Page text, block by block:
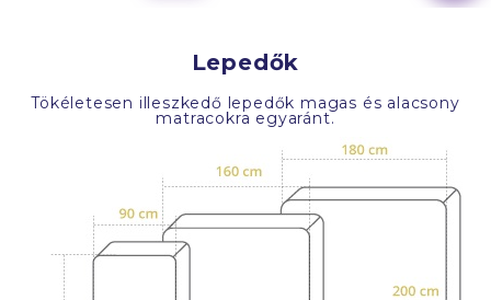
Lepedők
Tökéletesen illeszkedő lepedők magas és alacsony
matracokra egyaránt.